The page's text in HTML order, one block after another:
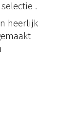
.
heerlijk